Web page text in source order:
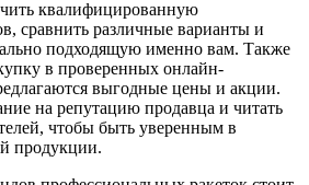
квалифицированную
сравнить различные варианты и
подходящую именно вам. Также
в проверенных онлайн-
выгодные цены и акции.
на репутацию продавца и читать
чтобы быть уверенным в
продукции.